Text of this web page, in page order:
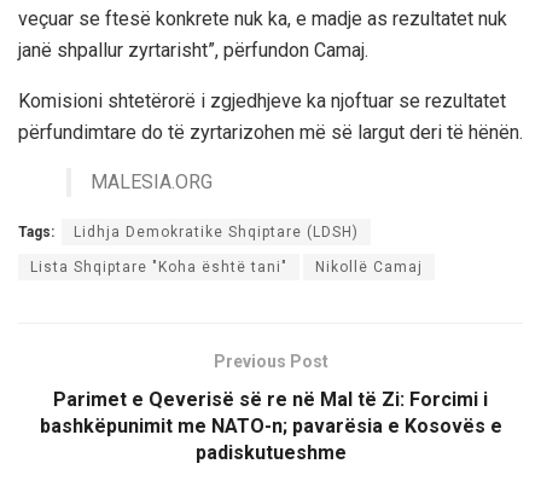
veçuar se ftesë konkrete nuk ka, e madje as rezultatet nuk
janë shpallur zyrtarisht”, përfundon Camaj.
Komisioni shtetërorë i zgjedhjeve ka njoftuar se rezultatet
përfundimtare do të zyrtarizohen më së largut deri të hënën.
MALESIA.ORG
Tags: Lidhja Demokratike Shqiptare (LDSH)
Lista Shqiptare "Koha është tani" Nikollë Camaj
Previous Post
Parimet e Qeverisë së re në Mal të Zi: Forcimi i
bashkëpunimit me NATO-n; pavarësia e Kosovës e
padiskutueshme